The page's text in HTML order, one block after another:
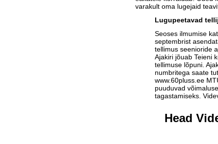
varakult oma lugejaid
Lugupeetavad
Seoses ilmumise
septembrist
tellimus seenioride
Ajakiri jõuab Teieni
tellimuse lõpuni.
numbritega saate
www.60pluss.ee
puuduvad
tagastamiseks.
Head